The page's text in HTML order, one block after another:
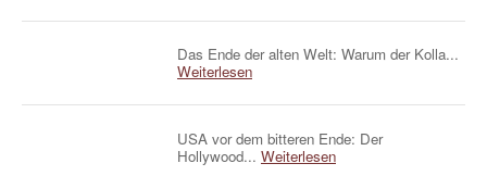
Das Ende der alten Welt: Warum der Kolla...
Weiterlesen
USA vor dem bitteren Ende: Der
Hollywood... Weiterlesen